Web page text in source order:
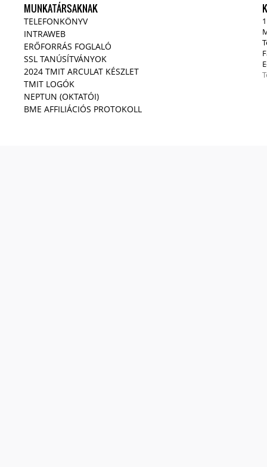
MUNKATÁRSAKNAK
TELEFONKÖNYV
INTRAWEB
ERŐFORRÁS FOGLALÓ
SSL TANÚSÍTVÁNYOK
2024 TMIT ARCULAT KÉSZLET
TMIT LOGÓK
NEPTUN (OKTATÓI)
BME AFFILIÁCIÓS PROTOKOLL